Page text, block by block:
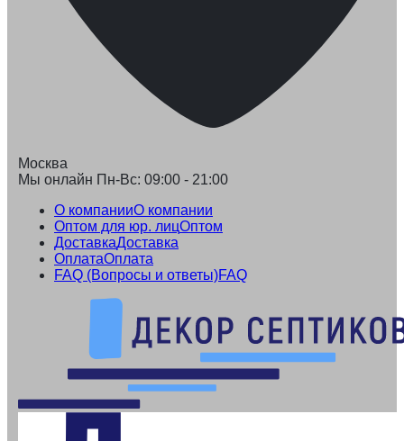
Москва
Мы онлайн Пн-Вс: 09:00 - 21:00
О компанииО компании
Оптом для юр. лицОптом
ДоставкаДоставка
ОплатаОплата
FAQ (Вопросы и ответы)FAQ